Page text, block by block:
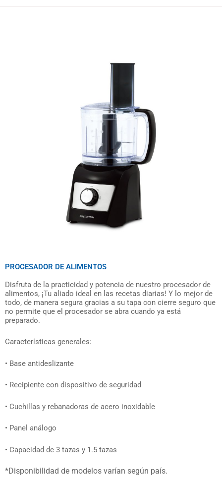
PROCESADOR DE ALIMENTOS
Disfruta de la practicidad y potencia de nuestro procesador de
alimentos, ¡Tu aliado ideal en las recetas diarias! Y lo mejor de
todo, de manera segura gracias a su tapa con cierre seguro que
no permite que el procesador se abra cuando ya está
preparado.
Características generales:
• Base antideslizante
• Recipiente con dispositivo de seguridad
• Cuchillas y rebanadoras de acero inoxidable
• Panel análogo
• Capacidad de 3 tazas y 1.5 tazas
*Disponibilidad de modelos varían según país.